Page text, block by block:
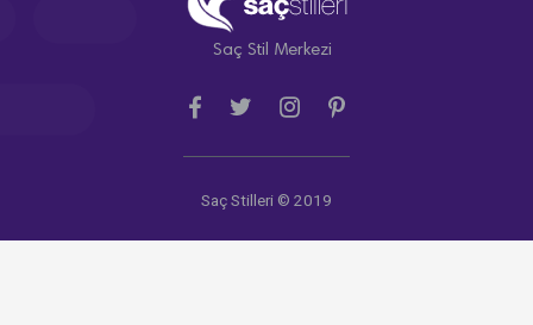
Saç Stil Merkezi
Saç Stilleri © 2019